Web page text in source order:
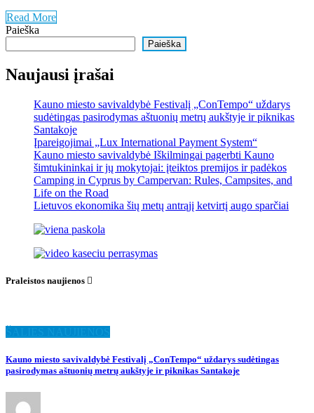
Read More
Paieška
Paieška
Naujausi įrašai
Kauno miesto savivaldybė Festivalį „ConTempo“ uždarys
sudėtingas pasirodymas aštuonių metrų aukštyje ir piknikas
Santakoje
Įpareigojimai „Lux International Payment System“
Kauno miesto savivaldybė Iškilmingai pagerbti Kauno
šimtukininkai ir jų mokytojai: įteiktos premijos ir padėkos
Camping in Cyprus by Campervan: Rules, Campsites, and
Life on the Road
Lietuvos ekonomika šių metų antrąjį ketvirtį augo sparčiai
Praleistos naujienos
Kauno miesto savivaldybė Festivalį „ConTempo“ uždarys sudėtingas
pasirodymas aštuonių metrų aukštyje ir piknikas Santakoje